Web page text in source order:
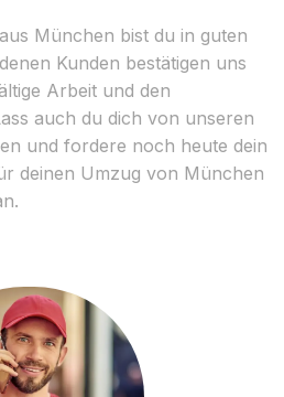
München bist du in guten
Kunden bestätigen uns
Arbeit und den
auch du dich von unseren
und fordere noch heute dein
deinen Umzug von München